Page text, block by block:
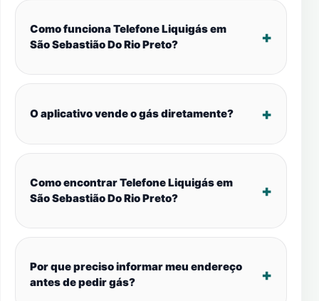
Como funciona Telefone Liquigás em
São Sebastião Do Rio Preto?
O aplicativo vende o gás diretamente?
Como encontrar Telefone Liquigás em
São Sebastião Do Rio Preto?
Por que preciso informar meu endereço
antes de pedir gás?